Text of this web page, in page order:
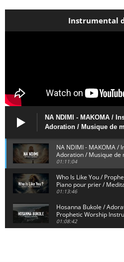
Instrumental
NA NDIMI - MAKOMA /
Adoration / Musique de
NA NDIMI - MAKOMA /
Adoration / Musique de
01:11:04
Who Is Like You /
Piano pour prier /
01:13:46
Hosanna Bukole /
Prophetic Worship
01:08:42